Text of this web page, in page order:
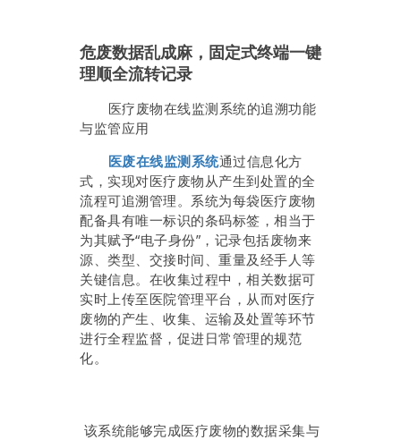
危废数据乱成麻，固定式终端一键
理顺全流转记录
医疗废物在线监测系统的追溯功能
与监管应用
医废在线监测系统通过信息化方
式，实现对医疗废物从产生到处置的全
流程可追溯管理。系统为每袋医疗废物
配备具有唯一标识的条码标签，相当于
为其赋予“电子身份”，记录包括废物来
源、类型、交接时间、重量及经手人等
关键信息。在收集过程中，相关数据可
实时上传至医院管理平台，从而对医疗
废物的产生、收集、运输及处置等环节
进行全程监督，促进日常管理的规范
化。
该系统能够完成医疗废物的数据采集与